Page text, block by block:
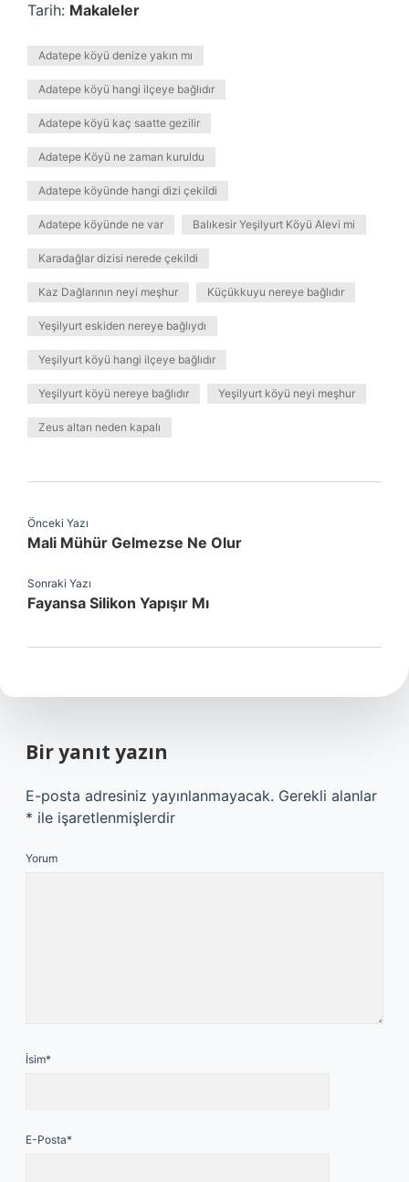
Tarih: Makaleler
Adatepe köyü denize yakın mı
Adatepe köyü hangi ilçeye bağlıdır
Adatepe köyü kaç saatte gezilir
Adatepe Köyü ne zaman kuruldu
Adatepe köyünde hangi dizi çekildi
Adatepe köyünde ne var Balıkesir Yeşilyurt Köyü Alevi mi
Karadağlar dizisi nerede çekildi
Kaz Dağlarının neyi meşhur Küçükkuyu nereye bağlıdır
Yeşilyurt eskiden nereye bağlıydı
Yeşilyurt köyü hangi ilçeye bağlıdır
Yeşilyurt köyü nereye bağlıdır Yeşilyurt köyü neyi meşhur
Zeus altarı neden kapalı
Önceki Yazı
Mali Mühür Gelmezse Ne Olur
Sonraki Yazı
Fayansa Silikon Yapışır Mı
Bir yanıt yazın
E-posta adresiniz yayınlanmayacak. Gerekli alanlar
* ile işaretlenmişlerdir
Yorum
İsim*
E-Posta*